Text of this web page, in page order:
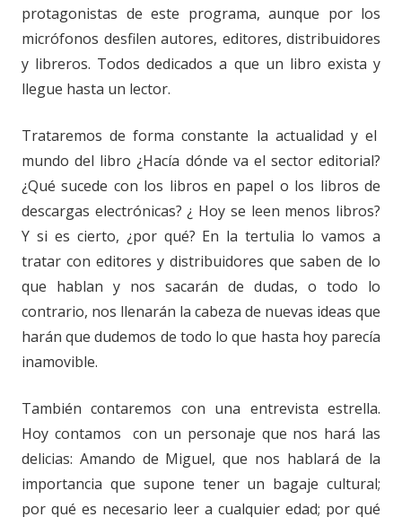
protagonistas de este programa, aunque por los
micrófonos desfilen autores, editores, distribuidores
y libreros. Todos dedicados a que un libro exista y
llegue hasta un lector.
Trataremos de forma constante la actualidad y el
mundo del libro ¿Hacía dónde va el sector editorial?
¿Qué sucede con los libros en papel o los libros de
descargas electrónicas? ¿ Hoy se leen menos libros?
Y si es cierto, ¿por qué? En la tertulia lo vamos a
tratar con editores y distribuidores que saben de lo
que hablan y nos sacarán de dudas, o todo lo
contrario, nos llenarán la cabeza de nuevas ideas que
harán que dudemos de todo lo que hasta hoy parecía
inamovible.
También contaremos con una entrevista estrella.
Hoy contamos con un personaje que nos hará las
delicias: Amando de Miguel, que nos hablará de la
importancia que supone tener un bagaje cultural;
por qué es necesario leer a cualquier edad; por qué